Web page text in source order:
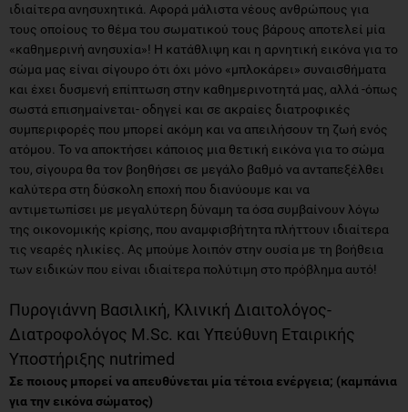
ιδιαίτερα ανησυχητικά. Αφορά μάλιστα νέους ανθρώπους για
τους οποίους το θέμα του σωματικού τους βάρους αποτελεί μία
«καθημερινή ανησυχία»! Η κατάθλιψη και η αρνητική εικόνα για το
σώμα μας είναι σίγουρο ότι όχι μόνο «μπλοκάρει» συναισθήματα
και έχει δυσμενή επίπτωση στην καθημερινοτητά μας, αλλά -όπως
σωστά επισημαίνεται- οδηγεί και σε ακραίες διατροφικές
συμπεριφορές που μπορεί ακόμη και να απειλήσουν τη ζωή ενός
ατόμου. Το να αποκτήσει κάποιος μια θετική εικόνα για το σώμα
του, σίγουρα θα τον βοηθήσει σε μεγάλο βαθμό να ανταπεξέλθει
καλύτερα στη δύσκολη εποχή που διανύουμε και να
αντιμετωπίσει με μεγαλύτερη δύναμη τα όσα συμβαίνουν λόγω
της οικονομικής κρίσης, που αναμφισβήτητα πλήττουν ιδιαίτερα
τις νεαρές ηλικίες. Ας μπούμε λοιπόν στην ουσία με τη βοήθεια
των ειδικών που είναι ιδιαίτερα πολύτιμη στο πρόβλημα αυτό!
Πυρογιάννη Βασιλική, Κλινική Διαιτολόγος-
Διατροφολόγος M.Sc. και Υπεύθυνη Εταιρικής
Υποστήριξης nutrimed
Σε ποιους μπορεί να απευθύνεται μία τέτοια ενέργεια; (καμπάνια
για την εικόνα σώματος)